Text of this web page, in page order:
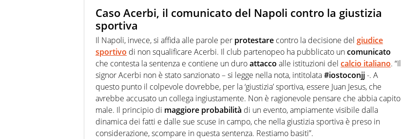
Caso Acerbi, il comunicato del Napoli contro la giustizia
sportiva
Il Napoli, invece, si affida alle parole per protestare contro la decisione del giudice
sportivo di non squalificare Acerbi. Il club partenopeo ha pubblicato uncomunicato
che contesta la sentenza e contiene un duroattacco alle istituzioni del calcio italiano. “Il
signor Acerbi non è stato sanzionato – si legge nella nota, intitolata#iostoconjj-. A
questo punto il colpevole dovrebbe, per la ‘giustizia’ sportiva, essere Juan Jesus, che
avrebbe accusato un collega ingiustamente. Non è ragionevole pensare che abbia capito
male. Il principio di maggiore probabilità di un evento, ampiamente visibile dalla
dinamica dei fatti e dalle sue scuse in campo, che nella giustizia sportiva è preso in
considerazione, scompare in questa sentenza. Restiamo basiti”.